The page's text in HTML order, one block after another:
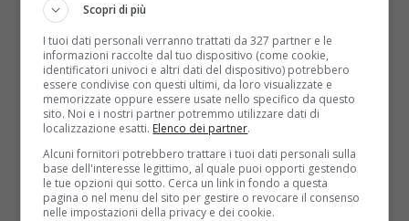
Scopri di più
I tuoi dati personali verranno trattati da 327 partner e le
informazioni raccolte dal tuo dispositivo (come cookie,
identificatori univoci e altri dati del dispositivo) potrebbero
essere condivise con questi ultimi, da loro visualizzate e
memorizzate oppure essere usate nello specifico da questo
sito. Noi e i nostri partner potremmo utilizzare dati di
localizzazione esatti. Elenco dei partner.
Alcuni fornitori potrebbero trattare i tuoi dati personali sulla
base dell'interesse legittimo, al quale puoi opporti gestendo
le tue opzioni qui sotto. Cerca un link in fondo a questa
pagina o nel menu del sito per gestire o revocare il consenso
nelle impostazioni della privacy e dei cookie.